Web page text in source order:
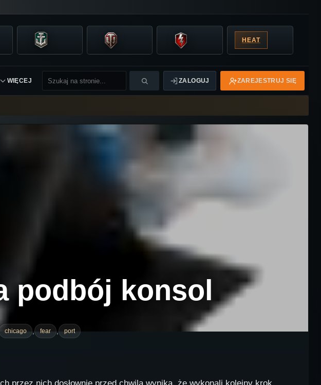
HEAT
WIĘCEJ ZALOGUJ ZAREJESTRUJ SIĘ
podbój konsol
chicago , fear , port